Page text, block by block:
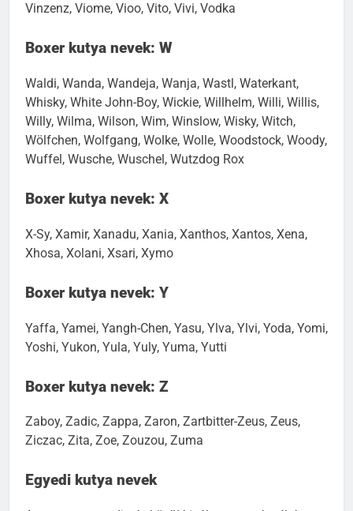
Vinzenz, Viome, Vioo, Vito, Vivi, Vodka
Boxer kutya nevek: W
Waldi, Wanda, Wandeja, Wanja, Wastl, Waterkant,
Whisky, White John-Boy, Wickie, Willhelm, Willi, Willis,
Willy, Wilma, Wilson, Wim, Winslow, Wisky, Witch,
Wölfchen, Wolfgang, Wolke, Wolle, Woodstock, Woody,
Wuffel, Wusche, Wuschel, Wutzdog Rox
Boxer kutya nevek: X
X-Sy, Xamir, Xanadu, Xania, Xanthos, Xantos, Xena,
Xhosa, Xolani, Xsari, Xymo
Boxer kutya nevek: Y
Yaffa, Yamei, Yangh-Chen, Yasu, Ylva, Ylvi, Yoda, Yomi,
Yoshi, Yukon, Yula, Yuly, Yuma, Yutti
Boxer kutya nevek: Z
Zaboy, Zadic, Zappa, Zaron, Zartbitter-Zeus, Zeus,
Ziczac, Zita, Zoe, Zouzou, Zuma
Egyedi kutya nevek